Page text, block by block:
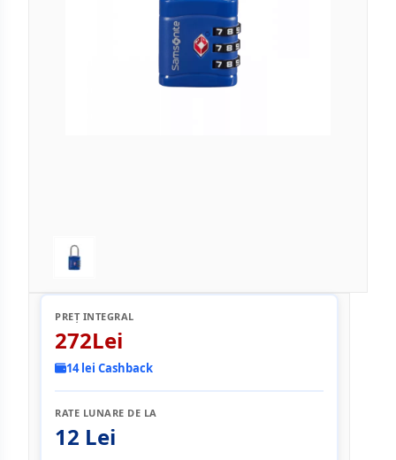
PREȚ INTEGRAL
272Lei
14 lei Cashback
RATE LUNARE DE LA
12 Lei